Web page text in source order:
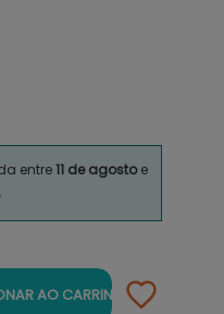
entre11 de agostoe
AO CARRINHO